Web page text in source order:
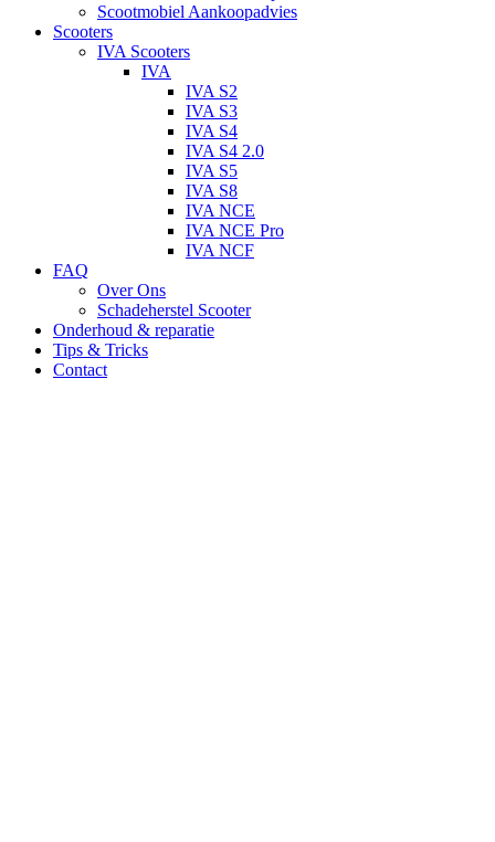
Scootmobiel Aankoopadvies
Scooters
IVA Scooters
IVA
IVA S2
IVA S3
IVA S4
IVA S4 2.0
IVA S5
IVA S8
IVA NCE
IVA NCE Pro
IVA NCF
FAQ
Over Ons
Schadeherstel Scooter
Onderhoud & reparatie
Tips & Tricks
Contact